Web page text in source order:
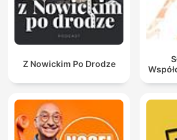
Z Nowickim Po Drodze